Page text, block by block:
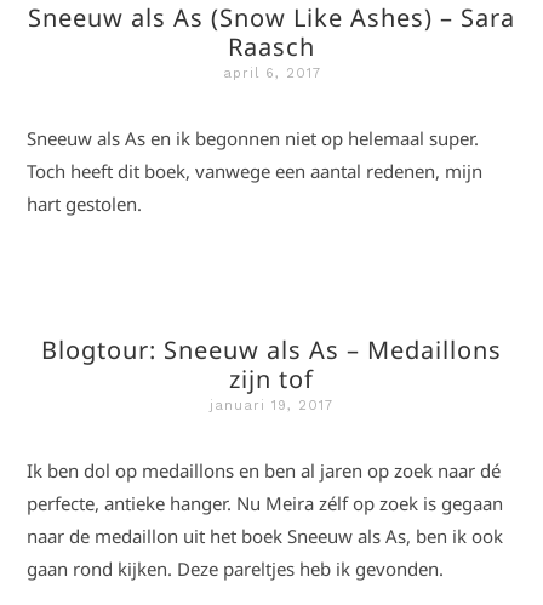
Sneeuw als As (Snow Like Ashes) – Sara
Raasch
april 6, 2017
Sneeuw als As en ik begonnen niet op helemaal super.
Toch heeft dit boek, vanwege een aantal redenen, mijn
hart gestolen.
Blogtour: Sneeuw als As – Medaillons
zijn tof
januari 19, 2017
Ik ben dol op medaillons en ben al jaren op zoek naar dé
perfecte, antieke hanger. Nu Meira zélf op zoek is gegaan
naar de medaillon uit het boek Sneeuw als As, ben ik ook
gaan rond kijken. Deze pareltjes heb ik gevonden.